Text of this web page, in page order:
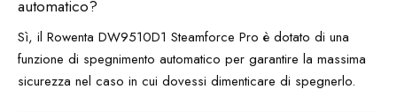
automatico?
Sì, il Rowenta DW9510D1 Steamforce Pro è dotato di una
funzione di spegnimento automatico per garantire la massima
sicurezza nel caso in cui dovessi dimenticare di spegnerlo.